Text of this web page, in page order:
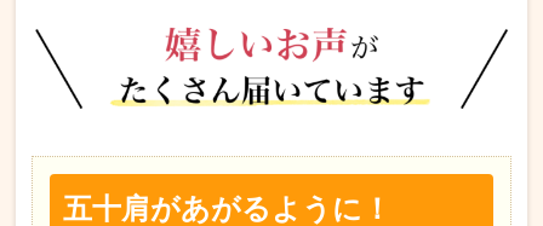
五十肩があがるように！